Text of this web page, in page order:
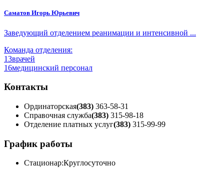
Саматов Игорь Юрьевич
Заведующий отделением реанимации и интенсивной ...
Команда отделения:
13врачей
16медицинский персонал
Контакты
Ординаторская(383) 363-58-31
Справочная служба(383) 315-98-18
Отделение платных услуг(383) 315-99-99
График работы
Стационар:Круглосуточно